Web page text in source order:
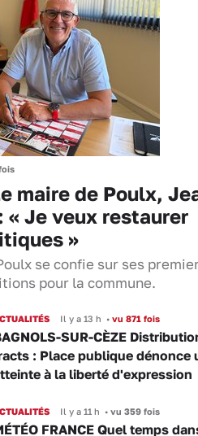
maire de Poulx,
« Je veux restaurer
»
se confie sur ses
pour la commune.
Il y a 13 h •vu 871 fois
SUR-CÈZE
: Place publique dénonce
à la liberté d'expression
Il y a 11 h •vu 359 fois
FRANCE Quel temps